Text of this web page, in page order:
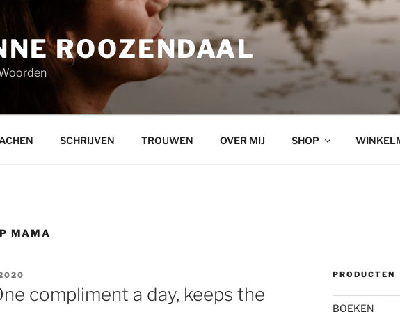
ROOZENDAAL
SCHRIJVEN TROUWEN OVER MIJ SHOP
MAMA
compliment a day, keeps the
PRODUCTEN
BOEKEN